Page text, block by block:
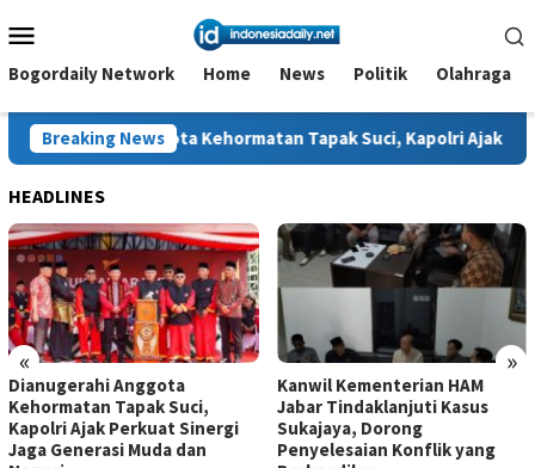
ke
kontenMobile
Bogordaily Network Home News Politik Olahraga
Breaking News
Kehormatan Tapak Suci, Kapolri Ajak Perkuat Sinergi
HEADLINES
« »
Dianugerahi Anggota
Kehormatan Tapak Suci,
Kapolri Ajak Perkuat Sinergi
Jaga Generasi Muda dan
Kanwil Kementerian HAM
Jabar Tindaklanjuti Kasus
Sukajaya, Dorong
Penyelesaian Konflik yang